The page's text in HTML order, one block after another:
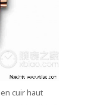
en cuir haut